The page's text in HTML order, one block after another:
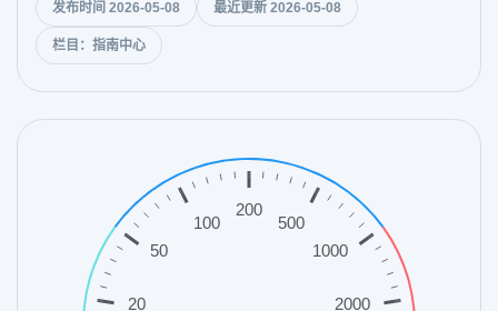
发布时间 2026-05-08 最近更新 2026-05-08
栏目：指南中心